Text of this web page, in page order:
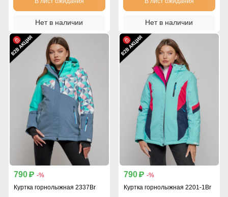
Нет в наличии Нет в наличии
790 p -%
Куртка горнолыжная 2337Br
790 p -%
Куртка горнолыжная 2201-1Br